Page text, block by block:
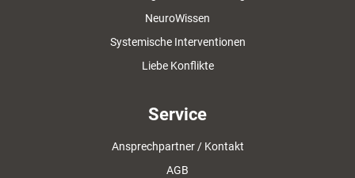
NeuroWissen
Systemische Interventionen
Liebe Konflikte
Service
Ansprechpartner / Kontakt
AGB